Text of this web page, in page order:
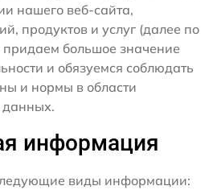
нашего веб-сайта,
продуктов и услуг (далее по
большое значение
и обязуемся соблюдать
и нормы в области
данных.
информация
виды информации: